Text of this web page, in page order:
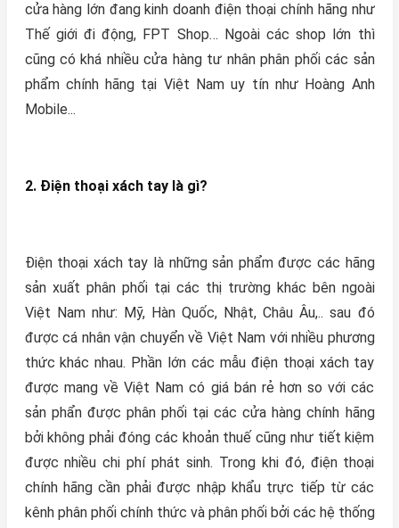
cửa hàng lớn đang kinh doanh điện thoại chính hãng như
Thế giới đi động, FPT Shop… Ngoài các shop lớn thì
cũng có khá nhiều cửa hàng tư nhân phân phối các sản
phẩm chính hãng tại Việt Nam uy tín như Hoàng Anh
Mobile...
2. Điện thoại xách tay là gì?
Điện thoại xách tay là những sản phẩm được các hãng
sản xuất phân phối tại các thị trường khác bên ngoài
Việt Nam như: Mỹ, Hàn Quốc, Nhật, Châu Âu,.. sau đó
được cá nhân vận chuyển về Việt Nam với nhiều phương
thức khác nhau. Phần lớn các mẫu điện thoại xách tay
được mang về Việt Nam có giá bán rẻ hơn so với các
sản phẩn được phân phối tại các cửa hàng chính hãng
bởi không phải đóng các khoản thuế cũng như tiết kiệm
được nhiều chi phí phát sinh. Trong khi đó, điện thoại
chính hãng cần phải được nhập khẩu trực tiếp từ các
kênh phân phối chính thức và phân phối bởi các hệ thống